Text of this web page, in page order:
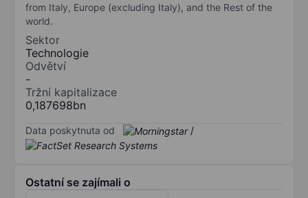
from Italy, Europe (excluding Italy), and the Rest of the
world.
Sektor
Technologie
Odvětví
-
Tržní kapitalizace
0,187698bn
Data poskytnuta od /
Ostatní se zajímali o